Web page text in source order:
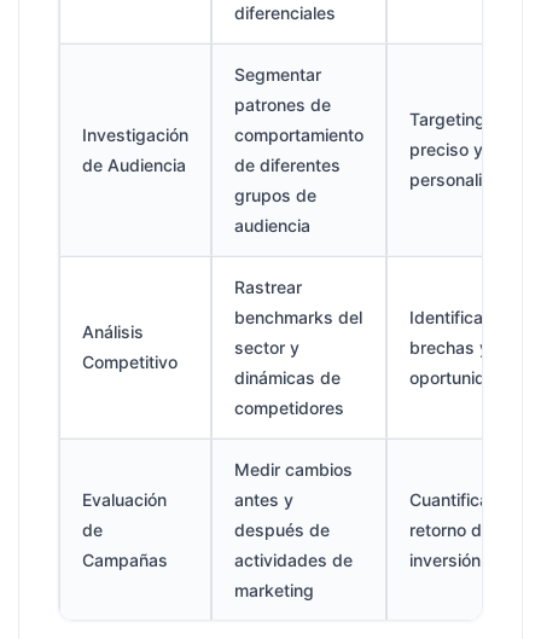
diferenciales
Investigación
de Audiencia
Segmentar
patrones de
comportamiento
de diferentes
grupos de
audiencia
Targeting
preciso y
personalización
Análisis
Competitivo
Rastrear
benchmarks del
sector y
dinámicas de
competidores
Identificar
brechas y
oportunidades
Evaluación
de
Campañas
Medir cambios
antes y
después de
actividades de
marketing
Cuantificar el
retorno de la
inversión